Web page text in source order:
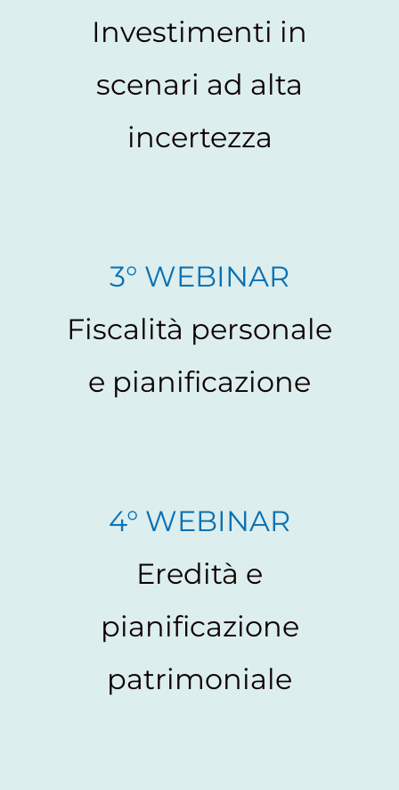
Investimenti in
scenari ad alta
incertezza
3° WEBINAR
Fiscalità personale
e pianificazione
4° WEBINAR
Eredità e
pianificazione
patrimoniale